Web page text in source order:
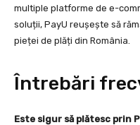
multiple platforme de e-
soluții, PayU reușește să
pieței de plăți din România.
Întrebări
Este sigur să plătesc prin